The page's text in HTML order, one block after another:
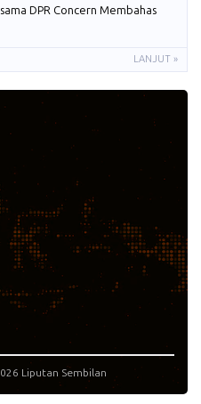
DPR Concern Membahas
LANJUT »
Liputan Sembilan